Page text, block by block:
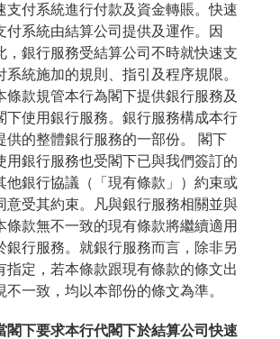
支付系統進行付款及資金轉賬。快速
付系統由結算公司提供及運作。因
，銀行服務受結算公司不時就快速支
系統施加的規則、指引及程序規限。
條款規管本行為閣下提供銀行服務及
下使用銀行服務。銀行服務構成本行
供的整體銀行服務的一部份。 閣下
用銀行服務也受閣下已與我們簽訂的
他銀行協議（「現有條款」）約束或
意受其約束。凡與銀行服務相關並與
條款無不一致的現有條款將繼續適用
銀行服務。就銀行服務而言，除非另
指定，若本條款跟現有條款的條文出
不一致，均以本部份的條文為準。
閣下要求本行代閣下於結算公司快速